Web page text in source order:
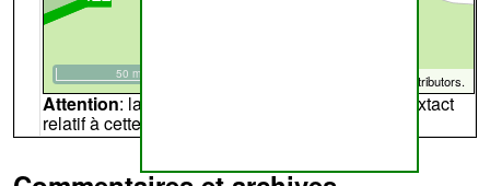
contributors.
50 m
Attention: la carte peut ne pas refléter l'endroit extact
relatif à cette archive